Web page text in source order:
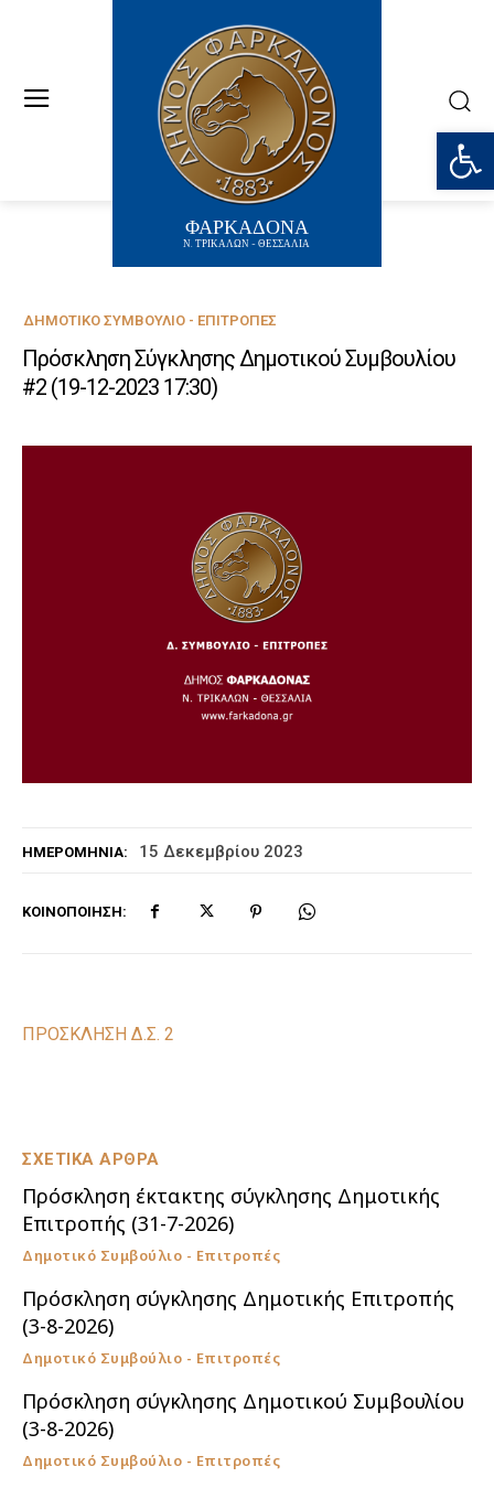
ΦΑΡΚΑΔΟΝΑ
Ν. ΤΡΙΚΑΛΩΝ - ΘΕΣΣΑΛΙΑ
ΗΜΕΡΟΜΗΝΊΑ: 15 Δεκεμβρίου 2023
ΚΟΙΝΟΠΟΊΗΣΗ:
ΔΗΜΟΤΙΚΌ ΣΥΜΒΟΎΛΙΟ - ΕΠΙΤΡΟΠΈΣ
Πρόσκληση Σύγκλησης Δημοτικού Συμβουλίου
#2 (19-12-2023 17:30)
ΣΧΕΤΙΚΑ ΑΡΘΡΑ
Πρόσκληση έκτακτης σύγκλησης Δημοτικής
Επιτροπής (31-7-2026)
Δημοτικό Συμβούλιο - Επιτροπές
Πρόσκληση σύγκλησης Δημοτικής Επιτροπής
(3-8-2026)
Δημοτικό Συμβούλιο - Επιτροπές
Πρόσκληση σύγκλησης Δημοτικού Συμβουλίου
(3-8-2026)
Δημοτικό Συμβούλιο - Επιτροπές
ΠΡΟΣΚΛΗΣΗ Δ.Σ. 2